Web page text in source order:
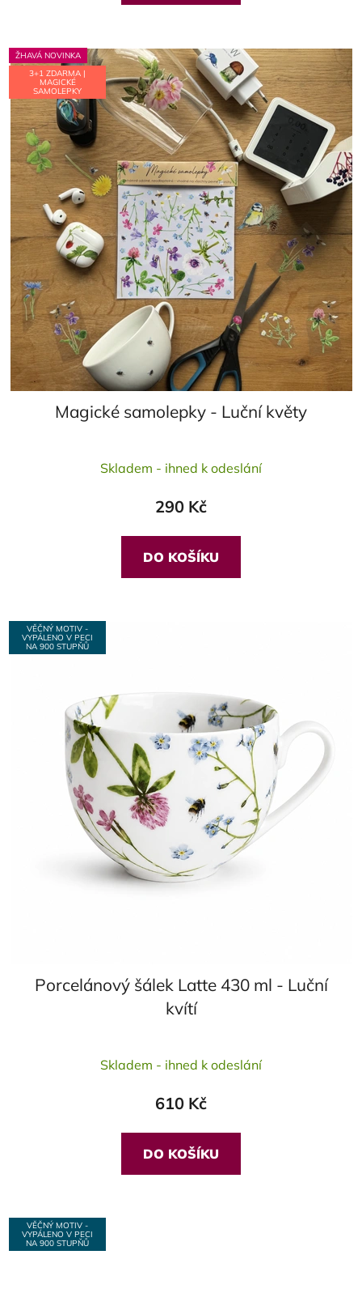
5
ŽHAVÁ NOVINKA
3+1 ZDARMA |
MAGICKÉ
SAMOLEPKY
Magické samolepky - Luční květy
hodnocení
je
5,0
z
5
Skladem - ihned k odeslání
290 Kč
DO KOŠÍKU
VĚČNÝ MOTIV -
VYPÁLENO V PECI
NA 900 STUPŇŮ
Porcelánový šálek Latte 430 ml - Luční
kvítí
Skladem - ihned k odeslání
610 Kč
DO KOŠÍKU
VĚČNÝ MOTIV -
VYPÁLENO V PECI
NA 900 STUPŇŮ